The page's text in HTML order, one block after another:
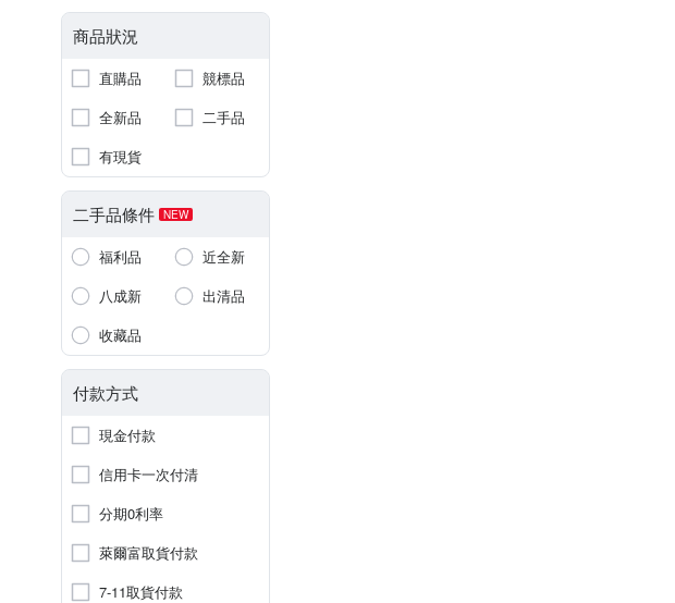
商品狀況
直購品
競標品
全新品
二手品
有現貨
二手品條件 NEW
福利品
近全新
八成新
出清品
收藏品
付款方式
現金付款
信用卡一次付清
分期0利率
萊爾富取貨付款
7-11取貨付款